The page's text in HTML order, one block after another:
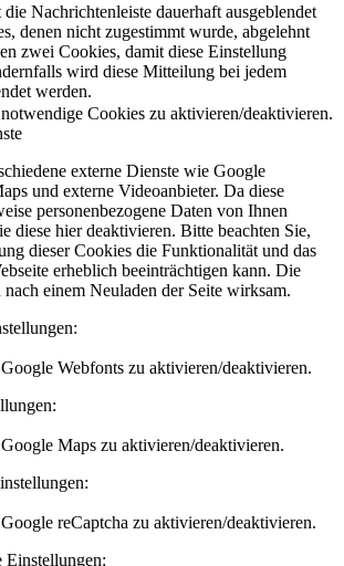
Nachrichtenleiste dauerhaft ausgeblendet
denen nicht zugestimmt wurde, abgelehnt
zwei Cookies, damit diese Einstellung
wird diese Mitteilung bei jedem
werden.
Cookies zu aktivieren/deaktivieren.
externe Dienste wie Google
und externe Videoanbieter. Da diese
personenbezogene Daten von Ihnen
diese hier deaktivieren. Bitte beachten Sie,
dieser Cookies die Funktionalität und das
erheblich beeinträchtigen kann. Die
einem Neuladen der Seite wirksam.
Webfonts zu aktivieren/deaktivieren.
Maps zu aktivieren/deaktivieren.
reCaptcha zu aktivieren/deaktivieren.
Einstellungen: